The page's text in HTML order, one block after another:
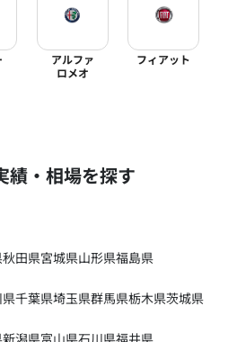
アルファ
ロメオ
フィアット
績・相場を探す
秋田県宮城県山形県福島県
千葉県埼玉県群馬県栃木県茨城県